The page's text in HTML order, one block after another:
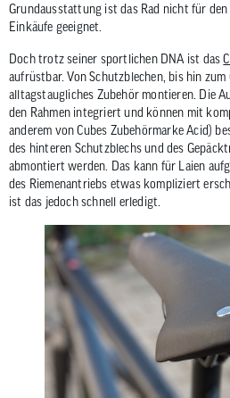
Grundausstattung ist das Rad nicht für
Einkäufe geeignet.
Doch trotz seiner sportlichen DNA ist das
aufrüstbar. Von Schutzblechen, bis hin
alltagstaugliches Zubehör montieren. Die
den Rahmen integriert und können mit
anderem von Cubes Zubehörmarke Acid)
des hinteren Schutzblechs und des
abmontiert werden. Das kann für Laien
des Riemenantriebs etwas kompliziert
ist das jedoch schnell erledigt.